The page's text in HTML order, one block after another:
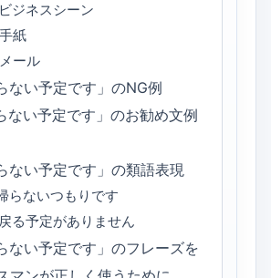
ビジネスシーン
手紙
メール
ない予定です」のNG例
ない予定です」のお勧め文例
ない予定です」の類語表現
らないつもりです
戻る予定がありません
ない予定です」のフレーズを